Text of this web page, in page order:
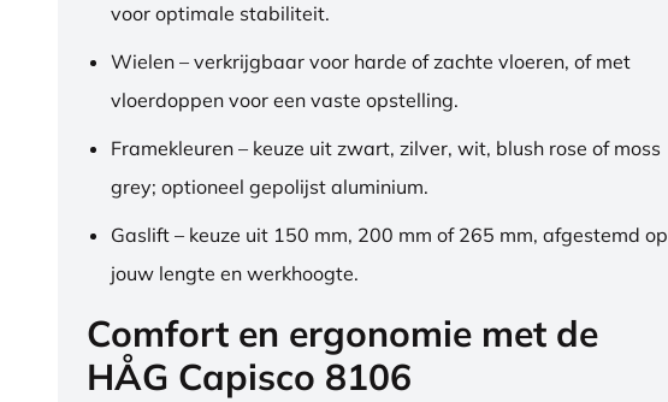
voor optimale stabiliteit.
Wielen – verkrijgbaar voor harde of zachte vloeren, of met
vloerdoppen voor een vaste opstelling.
Framekleuren – keuze uit zwart, zilver, wit, blush rose of moss
grey; optioneel gepolijst aluminium.
Gaslift – keuze uit 150 mm, 200 mm of 265 mm, afgestemd op
jouw lengte en werkhoogte.
Comfort en ergonomie met de
HÅG Capisco 8106